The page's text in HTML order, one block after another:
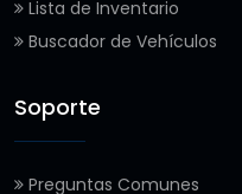
Lista de Inventario
Buscador de Vehículos
Soporte
Preguntas Comunes